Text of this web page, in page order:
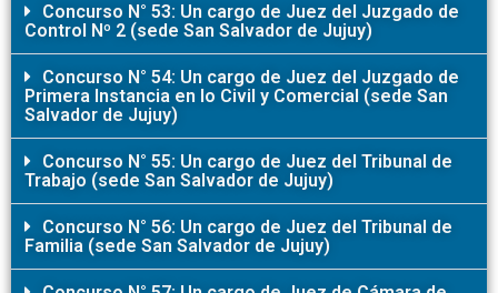
Concurso N° 53: Un cargo de Juez del Juzgado de
Control Nº 2 (sede San Salvador de Jujuy)
Concurso N° 54: Un cargo de Juez del Juzgado de
Primera Instancia en lo Civil y Comercial (sede San
Salvador de Jujuy)
Concurso N° 55: Un cargo de Juez del Tribunal de
Trabajo (sede San Salvador de Jujuy)
Concurso N° 56: Un cargo de Juez del Tribunal de
Familia (sede San Salvador de Jujuy)